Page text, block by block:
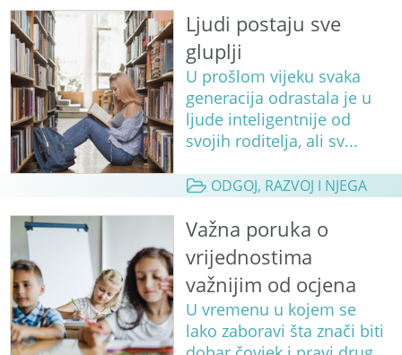
Ljudi postaju sve
gluplji
U prošlom vijeku svaka
generacija odrastala je u
ljude inteligentnije od
svojih roditelja, ali sv...
ODGOJ, RAZVOJ I NJEGA
Važna poruka o
vrijednostima
važnijim od ocjena
U vremenu u kojem se
lako zaboravi šta znači biti